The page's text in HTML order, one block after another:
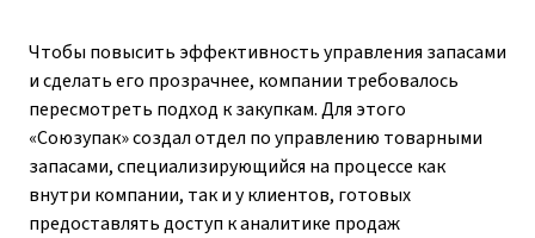
Чтобы повысить эффективность управления запасами
и сделать его прозрачнее, компании требовалось
пересмотреть подход к закупкам. Для этого
«Союзупак» создал отдел по управлению товарными
запасами, специализирующийся на процессе как
внутри компании, так и у клиентов, готовых
предоставлять доступ к аналитике продаж